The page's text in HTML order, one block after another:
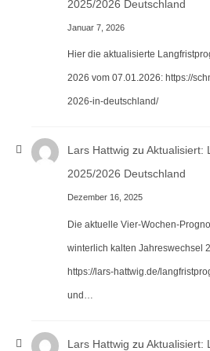
2025/2026 Deutschland
Januar 7, 2026
Hier die aktualisierte
2026 vom 07.01.2026: https://
2026-in-deutschland/
Lars Hattwig zu Aktualisiert:
2025/2026 Deutschland
Dezember 16, 2025
Die aktuelle Vier-Wochen-
winterlich kalten Jahreswechsel
https://lars-hattwig.de/
und…
Lars Hattwig zu Aktualisiert: